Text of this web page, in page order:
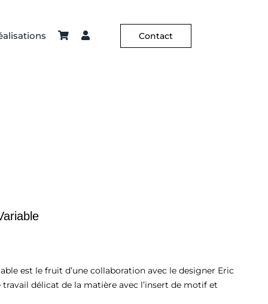
Contact
est le fruit d’une collaboration avec le designer Eric
délicat de la matière avec l’insert de motif et